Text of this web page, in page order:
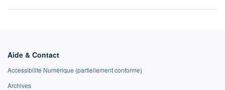
Aide & Contact
Accessibilité Numérique (partiellement conforme)
Archives